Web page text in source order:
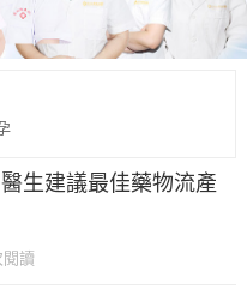
生建議最佳藥物流產
閱讀